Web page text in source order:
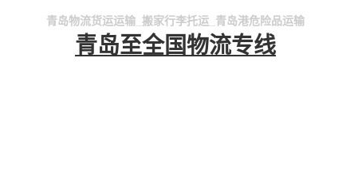
青岛物流货运运输_搬家行李托运_青岛港危险品运输
青岛至全国物流专线